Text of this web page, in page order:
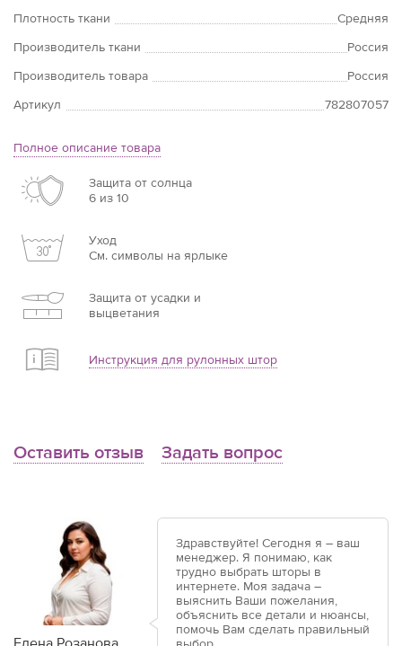
Плотность ткани
Средняя
Производитель ткани
Россия
Производитель товара
Россия
Артикул
782807057
Полное описание товара
Защита от солнца
6 из 10
Уход
См. символы на ярлыке
Защита от усадки и
выцветания
Инструкция для рулонных штор
Оставить отзыв Задать вопрос
Здравствуйте! Сегодня я – ваш
менеджер. Я понимаю, как
трудно выбрать шторы в
интернете. Моя задача –
выяснить Ваши пожелания,
объяснить все детали и нюансы,
помочь Вам сделать правильный